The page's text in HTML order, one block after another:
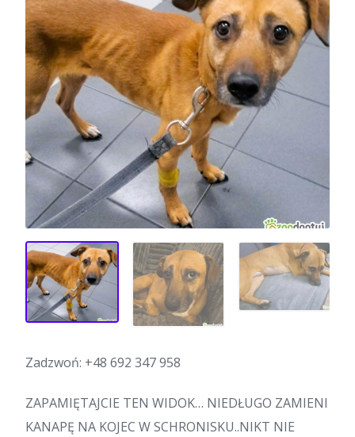
Zadzwoń: +48 692 347 958
ZAPAMIĘTAJCIE TEN WIDOK… NIEDŁUGO ZAMIENI
KANAPĘ NA KOJEC W SCHRONISKU..NIKT NIE